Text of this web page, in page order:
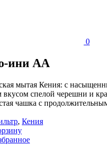
0
ини АА
мытая Кения: с
спелой черешни и
чашка с
, Кения